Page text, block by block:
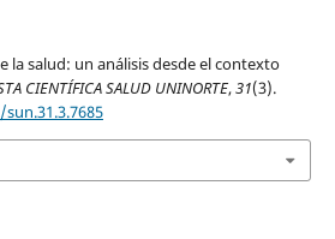
la salud: un análisis desde el contexto
CIENTÍFICA SALUD UNINORTE,31(3).